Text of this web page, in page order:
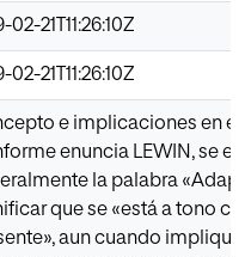
02-21T11:26:10Z
02-21T11:26:10Z
e implicaciones en el
enuncia LEWIN, se
la palabra
que se «está a tono
aun cuando